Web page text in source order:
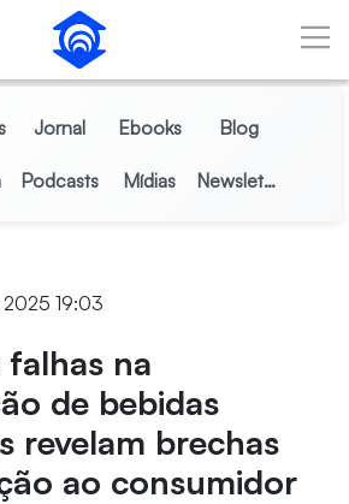
principal
Jornal Ebooks Blog
Podcasts Mídias Newsletter
19:03
na
de bebidas
revelam brechas
ao consumidor